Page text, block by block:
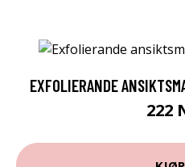
EXFOLIERANDE
222